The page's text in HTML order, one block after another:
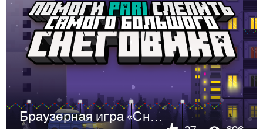
Браузерная игра «Снеговик»